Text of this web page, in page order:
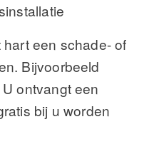
een schade- of
Bijvoorbeeld
ontvangt een
bij u worden